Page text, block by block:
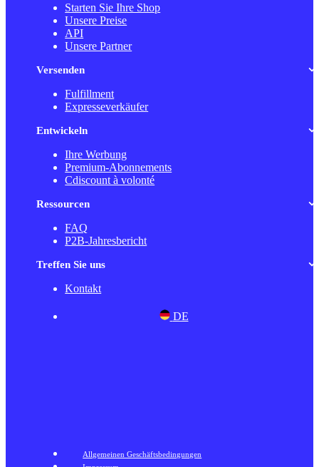
Starten Sie Ihre Shop
Unsere Preise
API
Unsere Partner
Versenden
Fulfillment
Expresseverkäufer
Entwickeln
Ihre Werbung
Premium-Abonnements
Cdiscount à volonté
Ressourcen
FAQ
P2B-Jahresbericht
Treffen Sie uns
Kontakt
DE
Allgemeinen Geschäftsbedingungen